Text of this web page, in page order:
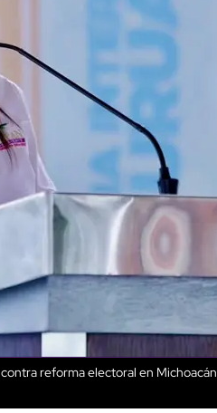
reforma electoral en Michoacán